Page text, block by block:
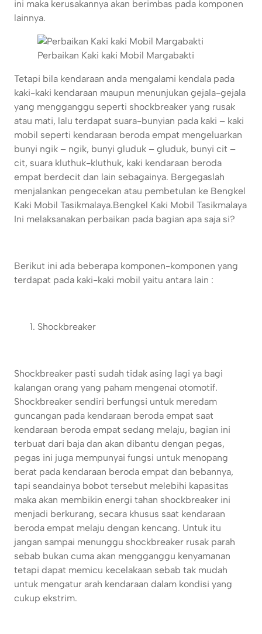
ini maka kerusakannya akan berimbas pada komponen
lainnya.
Perbaikan Kaki kaki Mobil Margabakti
Tetapi bila kendaraan anda mengalami kendala pada
kaki-kaki kendaraan maupun menunjukan gejala-gejala
yang mengganggu seperti shockbreaker yang rusak
atau mati, lalu terdapat suara-bunyian pada kaki – kaki
mobil seperti kendaraan beroda empat mengeluarkan
bunyi ngik – ngik, bunyi gluduk – gluduk, bunyi cit –
cit, suara kluthuk-kluthuk, kaki kendaraan beroda
empat berdecit dan lain sebagainya. Bergegaslah
menjalankan pengecekan atau pembetulan ke Bengkel
Kaki Mobil Tasikmalaya.Bengkel Kaki Mobil Tasikmalaya
Ini melaksanakan perbaikan pada bagian apa saja si?
Berikut ini ada beberapa komponen-komponen yang
terdapat pada kaki-kaki mobil yaitu antara lain :
Shockbreaker
Shockbreaker pasti sudah tidak asing lagi ya bagi
kalangan orang yang paham mengenai otomotif.
Shockbreaker sendiri berfungsi untuk meredam
guncangan pada kendaraan beroda empat saat
kendaraan beroda empat sedang melaju, bagian ini
terbuat dari baja dan akan dibantu dengan pegas,
pegas ini juga mempunyai fungsi untuk menopang
berat pada kendaraan beroda empat dan bebannya,
tapi seandainya bobot tersebut melebihi kapasitas
maka akan membikin energi tahan shockbreaker ini
menjadi berkurang, secara khusus saat kendaraan
beroda empat melaju dengan kencang. Untuk itu
jangan sampai menunggu shockbreaker rusak parah
sebab bukan cuma akan mengganggu kenyamanan
tetapi dapat memicu kecelakaan sebab tak mudah
untuk mengatur arah kendaraan dalam kondisi yang
cukup ekstrim.